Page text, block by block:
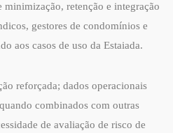
retenção e integração
gestores de condomínios e
aos casos de uso da Estaiada.
reforçada; dados operacionais
combinados com outras
de avaliação de risco de